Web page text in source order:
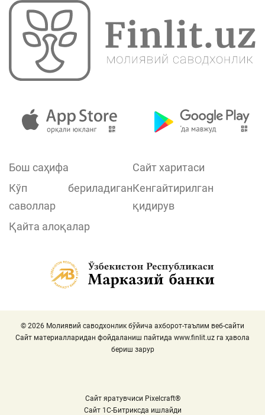
Бош саҳифа
Сайт харитаси
Кўп бериладиган
саволлар
Кенгайтирилган
қидирув
Қайта алоқалар
© 2026 Молиявий саводхонлик бўйича ахборот-таълим веб-сайти
Сайт материалларидан фойдаланиш пайтида www.finlit.uz га ҳавола
бериш зарур
Сайт яратувчиси Pixelcraft®